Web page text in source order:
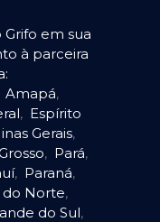
em sua
à parceira
Amapá,
, Espírito
Gerais,
, Pará,
, Paraná,
do Norte,
do Sul,